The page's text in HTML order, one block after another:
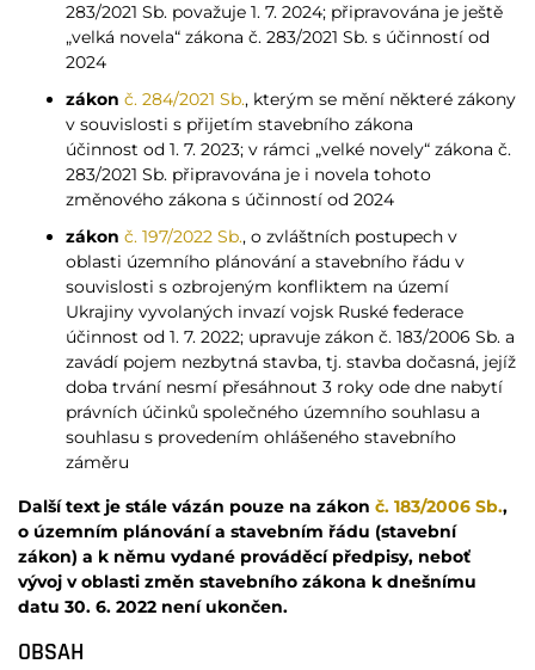
283/2021 Sb. považuje 1. 7. 2024; připravována je ještě
„velká novela“ zákona č. 283/2021 Sb. s účinností od
2024
zákon č. 284/2021 Sb., kterým se mění některé zákony
v souvislosti s přijetím stavebního zákona
účinnost od 1. 7. 2023; v rámci „velké novely“ zákona č.
283/2021 Sb. připravována je i novela tohoto
změnového zákona s účinností od 2024
zákon č. 197/2022 Sb., o zvláštních postupech v
oblasti územního plánování a stavebního řádu v
souvislosti s ozbrojeným konfliktem na území
Ukrajiny vyvolaných invazí vojsk Ruské federace
účinnost od 1. 7. 2022; upravuje zákon č. 183/2006 Sb. a
zavádí pojem nezbytná stavba, tj. stavba dočasná, jejíž
doba trvání nesmí přesáhnout 3 roky ode dne nabytí
právních účinků společného územního souhlasu a
souhlasu s provedením ohlášeného stavebního
záměru
Další text je stále vázán pouze na zákon č. 183/2006 Sb.,
o územním plánování a stavebním řádu (stavební
zákon) a k němu vydané prováděcí předpisy, neboť
vývoj v oblasti změn stavebního zákona k dnešnímu
datu 30. 6. 2022 není ukončen.
OBSAH